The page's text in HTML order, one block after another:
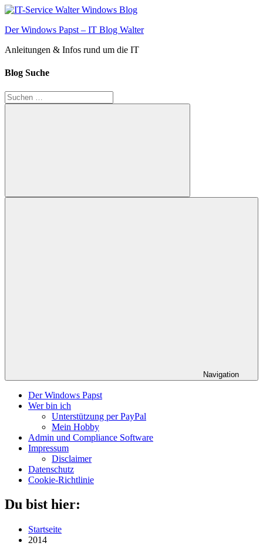
Zum
springen
Der Windows Papst – IT Blog Walter
Anleitungen & Infos rund um die IT
Blog Suche
Suchen
nach:
Suchen
Navigation
Der Windows Papst
Wer bin ich
Unterstützung per PayPal
Mein Hobby
Admin und Compliance Software
Impressum
Disclaimer
Datenschutz
Cookie-Richtlinie
Du bist hier:
Startseite
2014